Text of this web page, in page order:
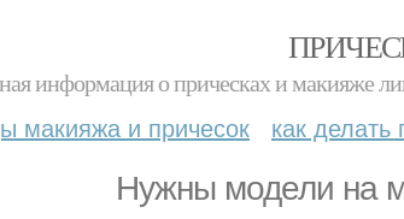
информация о прическах и макияже
макияжа и причесок как
Нужны модели на